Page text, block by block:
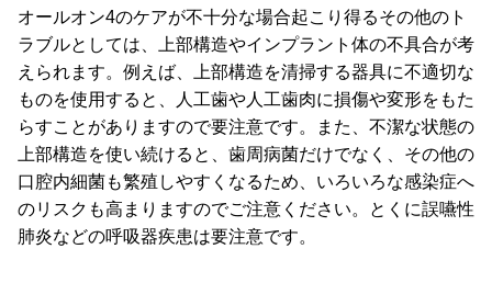
オールオン4のケアが不十分な場合起こり得るその他のト
ラブルとしては、上部構造やインプラント体の不具合が考
えられます。例えば、上部構造を清掃する器具に不適切な
ものを使用すると、人工歯や人工歯肉に損傷や変形をもた
らすことがありますので要注意です。また、不潔な状態の
上部構造を使い続けると、歯周病菌だけでなく、その他の
口腔内細菌も繁殖しやすくなるため、いろいろな感染症へ
のリスクも高まりますのでご注意ください。とくに誤嚥性
肺炎などの呼吸器疾患は要注意です。